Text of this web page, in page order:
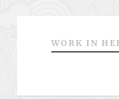
WORK IN